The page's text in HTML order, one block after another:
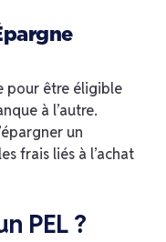
pour être éligible
à l’autre.
un
frais liés à l’achat
PEL ?